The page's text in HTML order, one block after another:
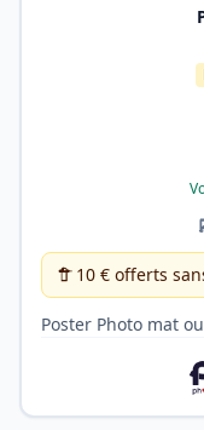
10 € offerts
Poster Photo mat